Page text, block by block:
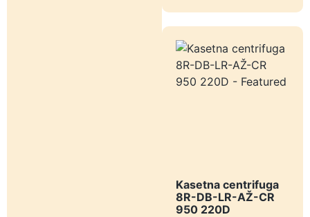
Kasetna centrifuga
8R-DB-LR-AŽ-CR
950 220D